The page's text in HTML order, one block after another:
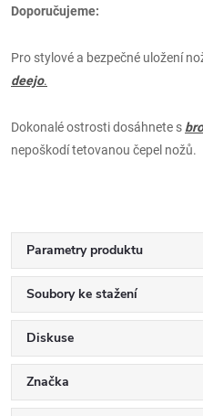
Doporučujeme:
Pro stylové a bezpečné uložení
deejo.
Dokonalé ostrosti dosáhnete s
nepoškodí tetovanou čepel nožů.
Parametry produktu
Soubory ke stažení
Diskuse
Značka